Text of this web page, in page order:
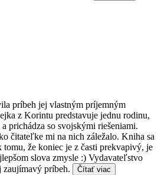
príbeh jej vlastným príjemným
z Korintu predstavuje jednu rodinu,
prichádza so svojskými riešeniami.
čitateľke mi na nich záležalo. Kniha sa
že koniec je z časti prekvapivý, je
slova zmysle :) Vydavateľstvo
zaujímavý príbeh.
Čítať viac